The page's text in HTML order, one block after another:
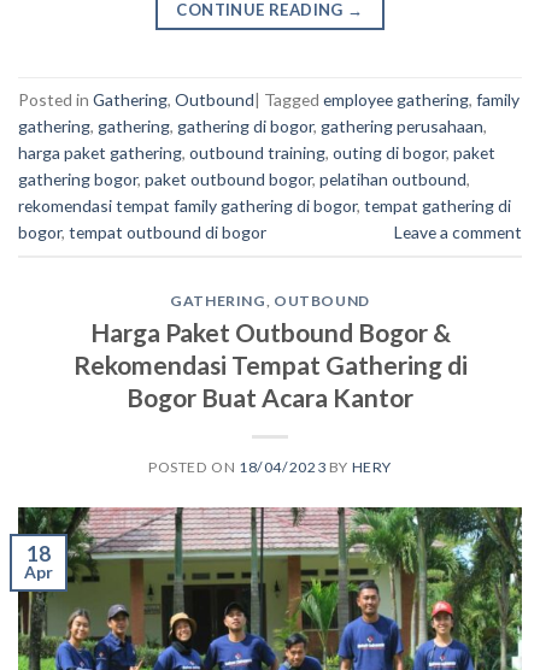
CONTINUE READING →
Posted in Gathering, Outbound| Tagged employee gathering, family
gathering, gathering, gathering di bogor, gathering perusahaan,
harga paket gathering, outbound training, outing di bogor, paket
gathering bogor, paket outbound bogor, pelatihan outbound,
rekomendasi tempat family gathering di bogor, tempat gathering di
bogor, tempat outbound di bogor Leave a comment
GATHERING, OUTBOUND
Harga Paket Outbound Bogor &
Rekomendasi Tempat Gathering di
Bogor Buat Acara Kantor
POSTED ON 18/04/2023 BY HERY
18
Apr